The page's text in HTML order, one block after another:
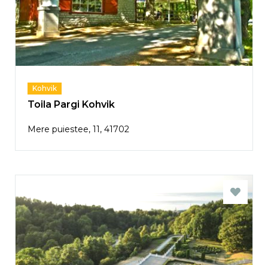
Kohvik
Toila Pargi Kohvik
Mere puiestee, 11, 41702